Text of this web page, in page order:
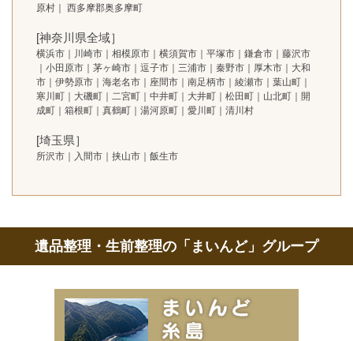
原村｜ 西多摩郡奥多摩町
[神奈川県全域］
横浜市｜川崎市｜相模原市｜横須賀市｜平塚市｜鎌倉市｜藤沢市
｜小田原市｜茅ヶ崎市｜逗子市｜三浦市｜秦野市｜厚木市｜大和
市｜伊勢原市｜海老名市｜座間市｜南足柄市｜綾瀬市｜葉山町｜
寒川町｜大磯町｜二宮町｜中井町｜大井町｜松田町｜山北町｜開
成町｜箱根町｜真鶴町｜湯河原町｜愛川町｜清川村
[埼玉県］
所沢市｜入間市｜挟山市｜飯生市
遺品整理・生前整理の「まいんど」グループ